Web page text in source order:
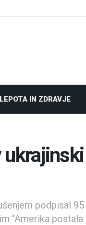
LEPOTA IN ZDRAVJE
podpisal 95
"Amerika postala